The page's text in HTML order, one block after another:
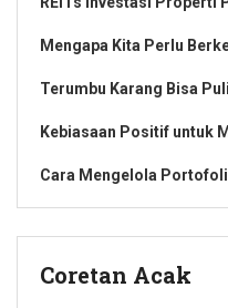
Mengapa Kita Perlu
Terumbu Karang Bisa
Kebiasaan Positif untuk
Cara Mengelola
Coretan Acak